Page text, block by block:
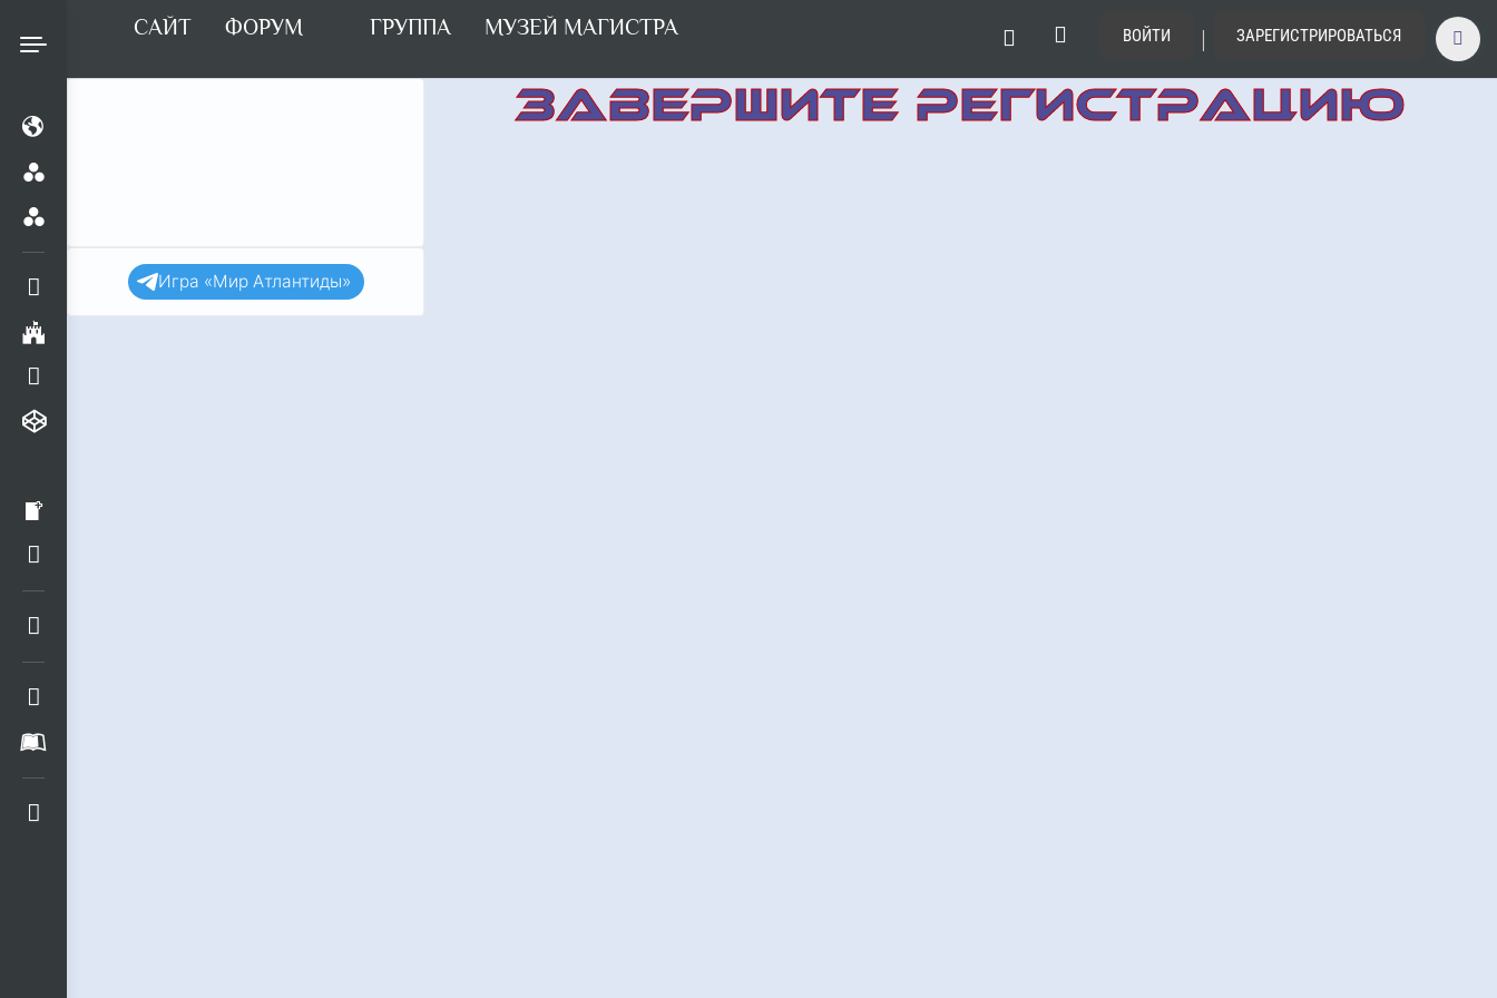
САЙТ ФОРУМ ГРУППА МУЗЕЙ МАГИСТРА ВОЙТИ | ЗАРЕГИСТРИРОВАТЬСЯ
Игра «Мир Атлантиды»
ЗАВЕРШИТЕ РЕГИСТРАЦИЮ